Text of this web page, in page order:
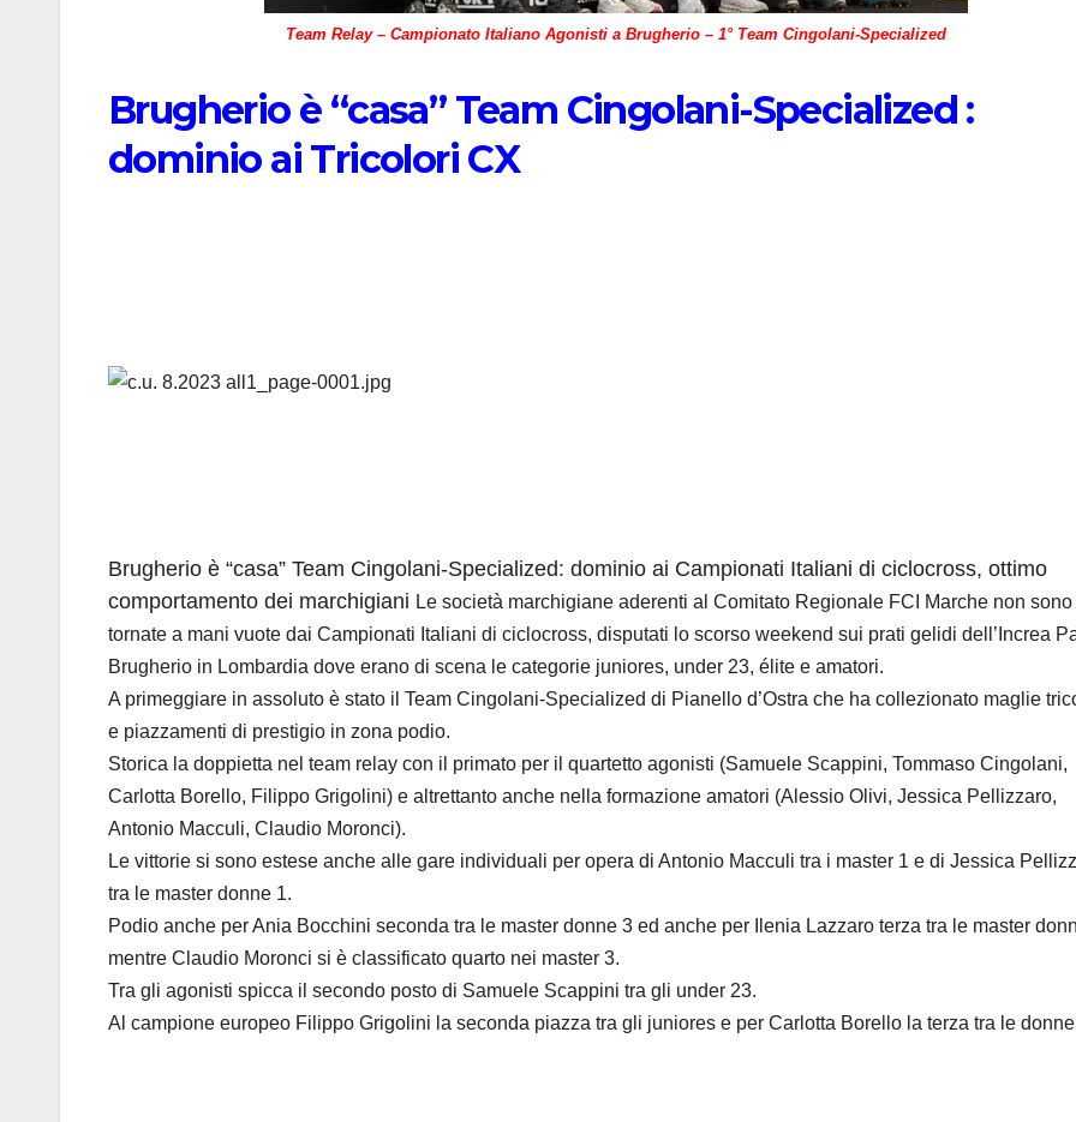
Team Relay – Campionato Italiano Agonisti a Brugherio – 1° Team Cingolani-Specialized
Brugherio è “casa” Team Cingolani-Specialized :
dominio ai Tricolori CX
Brugherio è “casa” Team Cingolani-Specialized: dominio ai Campionati Italiani di ciclocross, ottimo
comportamento dei marchigiani Le società marchigiane aderenti al Comitato Regionale FCI Marche non sono
tornate a mani vuote dai Campionati Italiani di ciclocross, disputati lo scorso weekend sui prati gelidi dell’Increa
Brugherio in Lombardia dove erano di scena le categorie juniores, under 23, élite e amatori.
A primeggiare in assoluto è stato il Team Cingolani-Specialized di Pianello d’Ostra che ha collezionato maglie
e piazzamenti di prestigio in zona podio.
Storica la doppietta nel team relay con il primato per il quartetto agonisti (Samuele Scappini, Tommaso Cingolani,
Carlotta Borello, Filippo Grigolini) e altrettanto anche nella formazione amatori (Alessio Olivi, Jessica Pellizzaro,
Antonio Macculi, Claudio Moronci).
Le vittorie si sono estese anche alle gare individuali per opera di Antonio Macculi tra i master 1 e di Jessica
tra le master donne 1.
Podio anche per Ania Bocchini seconda tra le master donne 3 ed anche per Ilenia Lazzaro terza tra le master
mentre Claudio Moronci si è classificato quarto nei master 3.
Tra gli agonisti spicca il secondo posto di Samuele Scappini tra gli under 23.
Al campione europeo Filippo Grigolini la seconda piazza tra gli juniores e per Carlotta Borello la terza tra le